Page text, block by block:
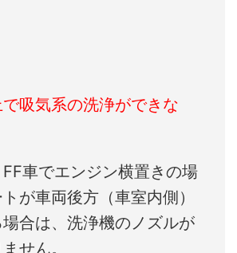
吸気系の洗浄ができな
車でエンジン横置きの場
が車両後方（車室内側）
合は、洗浄機のノズルが
せん。